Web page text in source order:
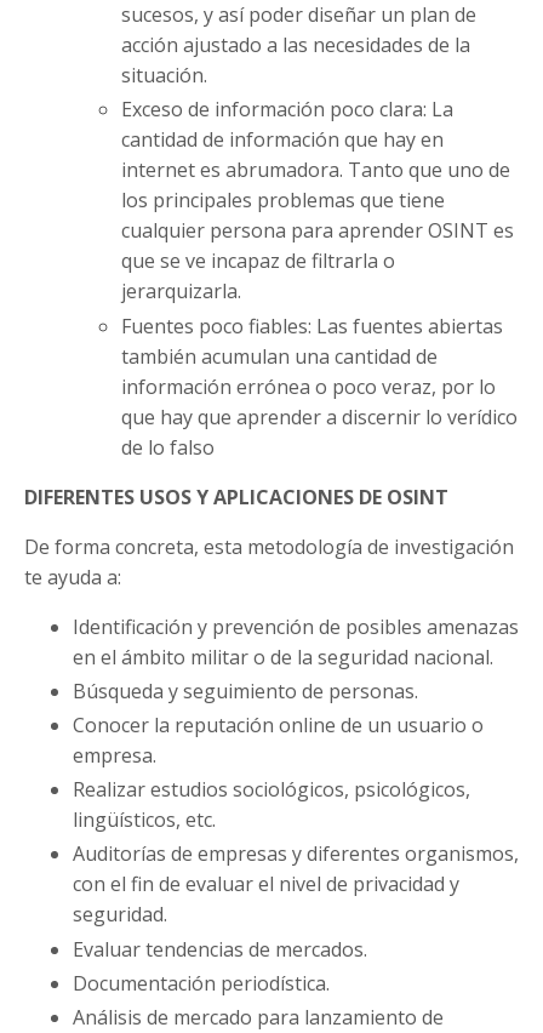
sucesos, y así poder diseñar un plan de
acción ajustado a las necesidades de la
situación.
Exceso de información poco clara: La
cantidad de información que hay en
internet es abrumadora. Tanto que uno de
los principales problemas que tiene
cualquier persona para aprender OSINT es
que se ve incapaz de filtrarla o
jerarquizarla.
Fuentes poco fiables: Las fuentes abiertas
también acumulan una cantidad de
información errónea o poco veraz, por lo
que hay que aprender a discernir lo verídico
de lo falso
DIFERENTES USOS Y APLICACIONES DE OSINT
De forma concreta, esta metodología de investigación
te ayuda a:
Identificación y prevención de posibles amenazas
en el ámbito militar o de la seguridad nacional.
Búsqueda y seguimiento de personas.
Conocer la reputación online de un usuario o
empresa.
Realizar estudios sociológicos, psicológicos,
lingüísticos, etc.
Auditorías de empresas y diferentes organismos,
con el fin de evaluar el nivel de privacidad y
seguridad.
Evaluar tendencias de mercados.
Documentación periodística.
Análisis de mercado para lanzamiento de